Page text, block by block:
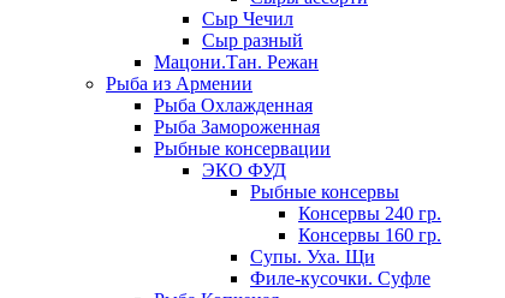
Сыр Чечил
Сыр разный
Мацони.Тан. Режан
Рыба из Армении
Рыба Охлажденная
Рыба Замороженная
Рыбные консервации
ЭКО ФУД
Рыбные консервы
Консервы 240 гр.
Консервы 160 гр.
Супы. Уха. Щи
Филе-кусочки. Суфле